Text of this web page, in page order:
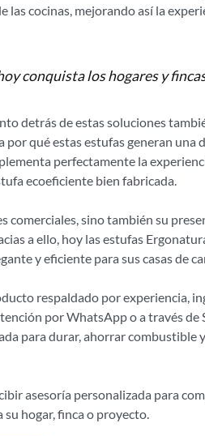
cocinas, mejorando así la
conquista los hogares y
detrás de estas soluciones
qué estas estufas generan
perfectamente la
ecoeficiente bien fabricada.
comerciales, sino también su
a ello, hoy las estufas
y eficiente para sus casas de
respaldado por experiencia,
por WhatsApp o a través
para durar, ahorrar combustible
asesoría personalizada para
hogar, finca o proyecto.